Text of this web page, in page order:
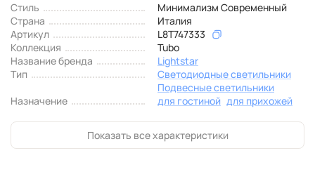
Стиль
Минимализм Современный
Страна
Италия
Артикул
L8T747333
Коллекция
Tubo
Название бренда
Lightstar
Тип
Светодиодные светильники
Подвесные светильники
Назначение
для гостиной для прихожей
Показать все характеристики